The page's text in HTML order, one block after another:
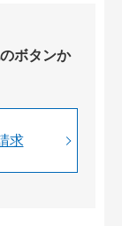
ボタンか
求